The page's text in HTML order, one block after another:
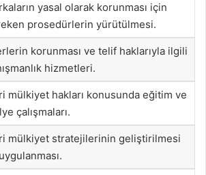
yasal olarak korunması için
prosedürlerin yürütülmesi.
korunması ve telif haklarıyla ilgili
hizmetleri.
mülkiyet hakları konusunda eğitim ve
çalışmaları.
mülkiyet stratejilerinin geliştirilmesi